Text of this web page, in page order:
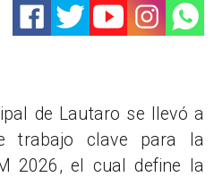
de Lautaro se llevó a
trabajo clave para la
2026, el cual define la